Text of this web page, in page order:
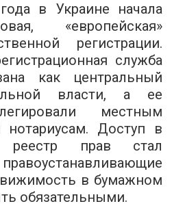
в Украине начала
«европейская»
регистрации.
служба
как центральный
власти, а ее
местным
Доступ в
реестр прав стал
в бумажном
обязательными.